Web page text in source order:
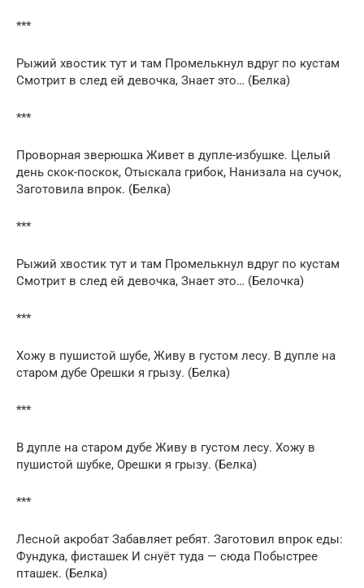
***
Рыжий хвостик тут и там Промелькнул вдруг по кустам
Смотрит в след ей девочка, Знает это… (Белка)
***
Проворная зверюшка Живет в дупле-избушке. Целый
день скок-поскок, Отыскала грибок, Нанизала на сучок,
Заготовила впрок. (Белка)
***
Рыжий хвостик тут и там Промелькнул вдруг по кустам
Смотрит в след ей девочка, Знает это… (Белочка)
***
Хожу в пушистой шубе, Живу в густом лесу. В дупле на
старом дубе Орешки я грызу. (Белка)
***
В дупле на старом дубе Живу в густом лесу. Хожу в
пушистой шубке, Орешки я грызу. (Белка)
***
Лесной акробат Забавляет ребят. Заготовил впрок еды:
Фундука, фисташек И снуёт туда — сюда Побыстрее
пташек. (Белка)